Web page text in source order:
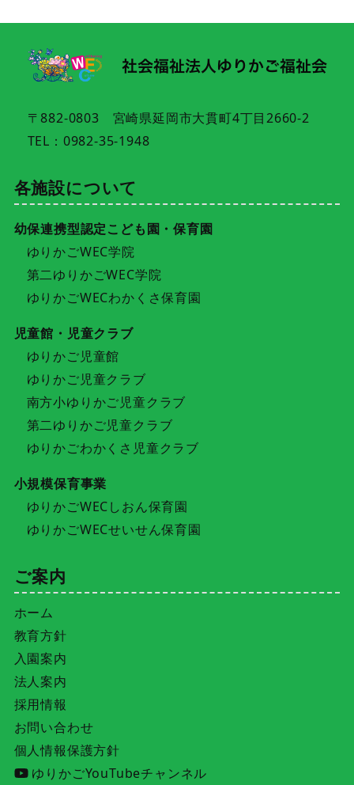
〒882-0803 宮崎県延岡市大貫町4丁目2660-2
TEL：0982-35-1948
各施設について
幼保連携型認定こども園・保育園
ゆりかごWEC学院
第二ゆりかごWEC学院
ゆりかごWECわかくさ保育園
児童館・児童クラブ
ゆりかご児童館
ゆりかご児童クラブ
南方小ゆりかご児童クラブ
第二ゆりかご児童クラブ
ゆりかごわかくさ児童クラブ
小規模保育事業
ゆりかごWECしおん保育園
ゆりかごWECせいせん保育園
ご案内
ホーム
教育方針
入園案内
法人案内
採用情報
お問い合わせ
個人情報保護方針
ゆりかごYouTubeチャンネル